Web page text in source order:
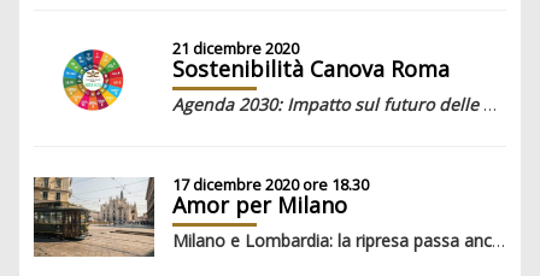
21 dicembre 2020
Sostenibilità Canova Roma
Agenda 2030: Impatto sul futuro delle aziende in termini di sostenibilità
17 dicembre 2020 ore 18.30
Amor per Milano
Milano e Lombardia: la ripresa passa anche attraverso una mobilità intelligente e sostenibile. #Smartmobility #Futuremobility